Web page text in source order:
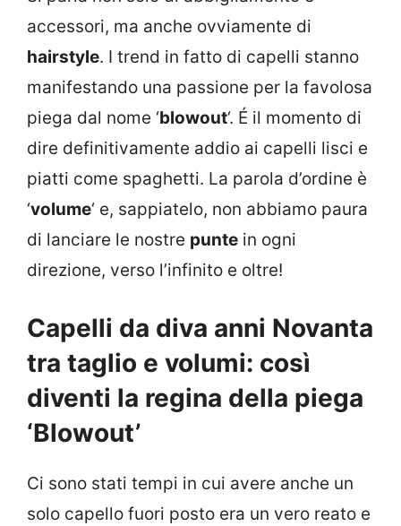
accessori, ma anche ovviamente di
hairstyle. I trend in fatto di capelli stanno
manifestando una passione per la favolosa
piega dal nome ‘blowout‘. É il momento di
dire definitivamente addio ai capelli lisci e
piatti come spaghetti. La parola d’ordine è
‘volume‘ e, sappiatelo, non abbiamo paura
di lanciare le nostre punte in ogni
direzione, verso l’infinito e oltre!
Capelli da diva anni Novanta
tra taglio e volumi: così
diventi la regina della piega
‘Blowout’
Ci sono stati tempi in cui avere anche un
solo capello fuori posto era un vero reato e